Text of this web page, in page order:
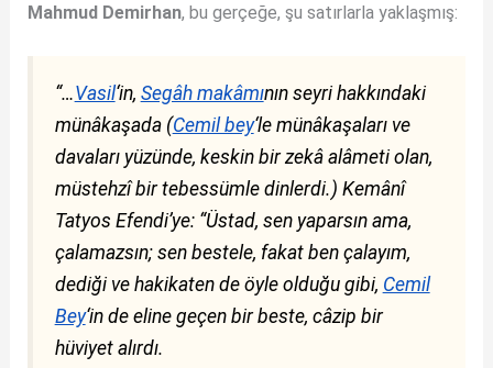
Mahmud Demirhan, bu gerçeğe, şu satırlarla yaklaşmış:
“…Vasil‘in, Segâh makâmının seyri hakkındaki
münâkaşada (Cemil bey‘le münâkaşaları ve
davaları yüzünde, keskin bir zekâ alâmeti olan,
müstehzî bir tebessümle dinlerdi.) Kemânî
Tatyos Efendi’ye: “Üstad, sen yaparsın ama,
çalamazsın; sen bestele, fakat ben çalayım,
dediği ve hakikaten de öyle olduğu gibi, Cemil
Bey‘in de eline geçen bir beste, câzip bir
hüviyet alırdı.